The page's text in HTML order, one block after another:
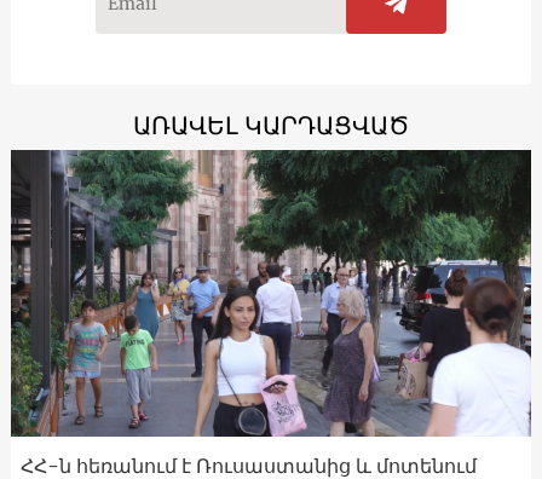
ԱՌԱՎԵԼ ԿԱՐԴԱՑՎԱԾ
ՀՀ-ն հեռանում է Ռուսաստանից և մոտենում